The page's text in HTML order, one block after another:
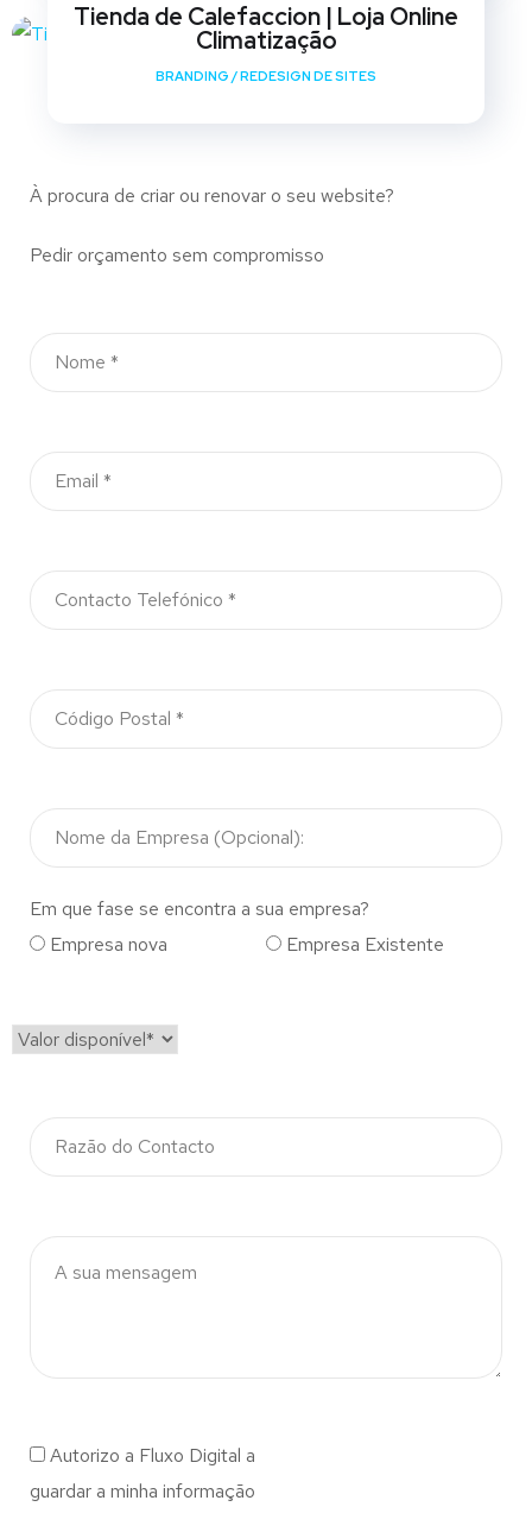
Tienda de Calefaccion | Loja Online
Climatização
BRANDING /REDESIGN DE SITES
À procura de criar ou renovar o seu website?
Pedir orçamento sem compromisso
Em que fase se encontra a sua empresa?
Empresa nova
Empresa Existente
Autorizo a Fluxo Digital a
guardar a minha informação